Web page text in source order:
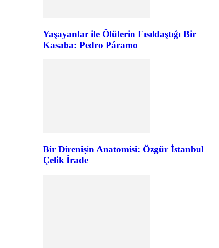
Yaşayanlar ile Ölülerin Fısıldaştığı Bir
Kasaba: Pedro Páramo
Bir Direnişin Anatomisi: Özgür İstanbul
Çelik İrade